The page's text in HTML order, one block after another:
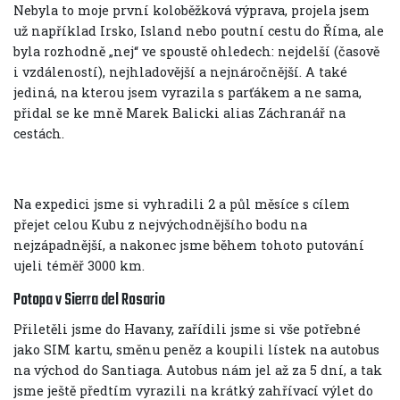
Nebyla to moje první koloběžková výprava, projela jsem
už například Irsko, Island nebo poutní cestu do Říma, ale
byla rozhodně „nej“ ve spoustě ohledech: nejdelší (časově
i vzdáleností), nejhladovější a nejnáročnější. A také
jediná, na kterou jsem vyrazila s parťákem a ne sama,
přidal se ke mně Marek Balicki alias Záchranář na
cestách.
Na expedici jsme si vyhradili 2 a půl měsíce s cílem
přejet celou Kubu z nejvýchodnějšího bodu na
nejzápadnější, a nakonec jsme během tohoto putování
ujeli téměř 3000 km.
Potopa v Sierra del Rosario
Přiletěli jsme do Havany, zařídili jsme si vše potřebné
jako SIM kartu, směnu peněz a koupili lístek na autobus
na východ do Santiaga. Autobus nám jel až za 5 dní, a tak
jsme ještě předtím vyrazili na krátký zahřívací výlet do